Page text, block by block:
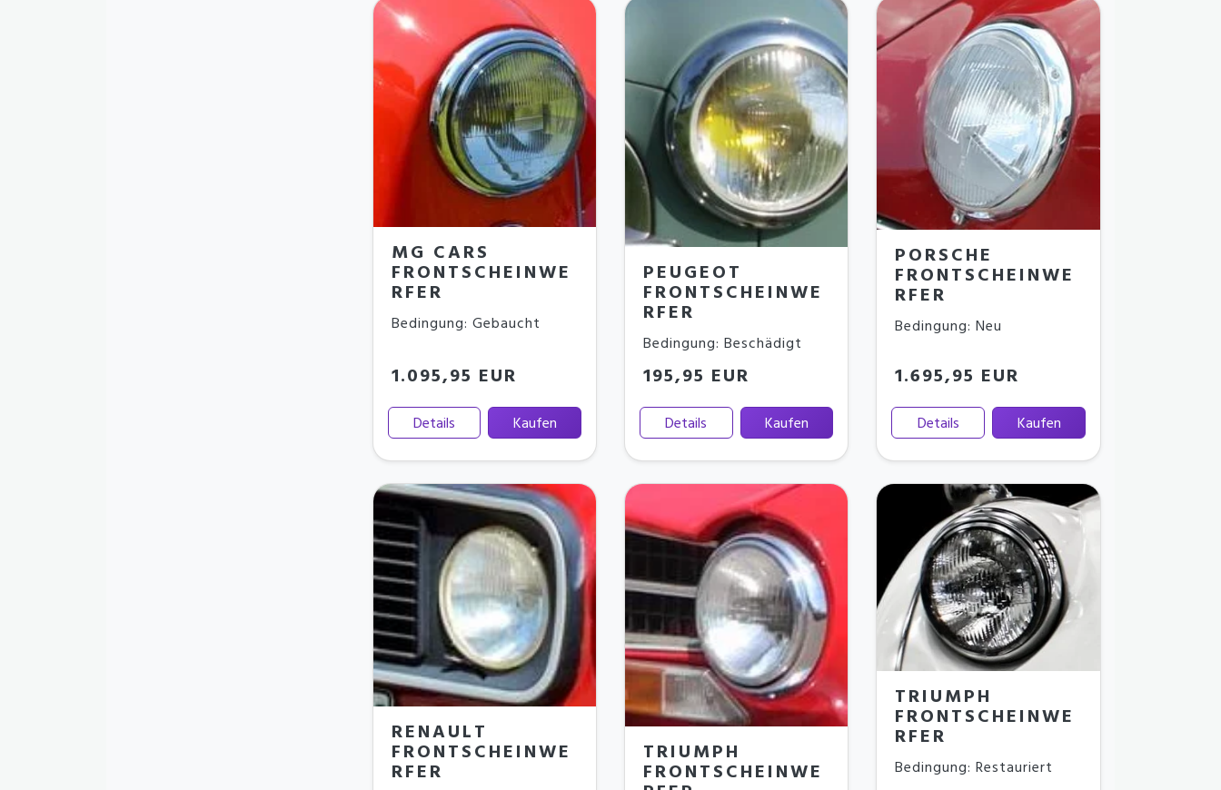
MG CARS
FRONTSCHEINWE
RFER
Bedingung: Gebaucht
1.095,95 EUR
Details Kaufen
PEUGEOT
FRONTSCHEINWE
RFER
Bedingung: Beschädigt
195,95 EUR
Details Kaufen
PORSCHE
FRONTSCHEINWE
RFER
Bedingung: Neu
1.695,95 EUR
Details Kaufen
RENAULT
FRONTSCHEINWE
RFER
TRIUMPH
FRONTSCHEINWE
TRIUMPH
FRONTSCHEINWE
RFER
Bedingung: Restauriert